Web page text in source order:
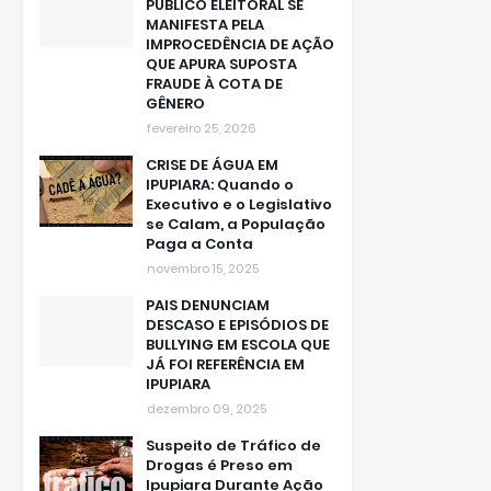
PÚBLICO ELEITORAL SE
MANIFESTA PELA
IMPROCEDÊNCIA DE AÇÃO
QUE APURA SUPOSTA
FRAUDE À COTA DE
GÊNERO
fevereiro 25, 2026
CRISE DE ÁGUA EM
IPUPIARA: Quando o
Executivo e o Legislativo
se Calam, a População
Paga a Conta
novembro 15, 2025
PAIS DENUNCIAM
DESCASO E EPISÓDIOS DE
BULLYING EM ESCOLA QUE
JÁ FOI REFERÊNCIA EM
IPUPIARA
dezembro 09, 2025
Suspeito de Tráfico de
Drogas é Preso em
Ipupiara Durante Ação